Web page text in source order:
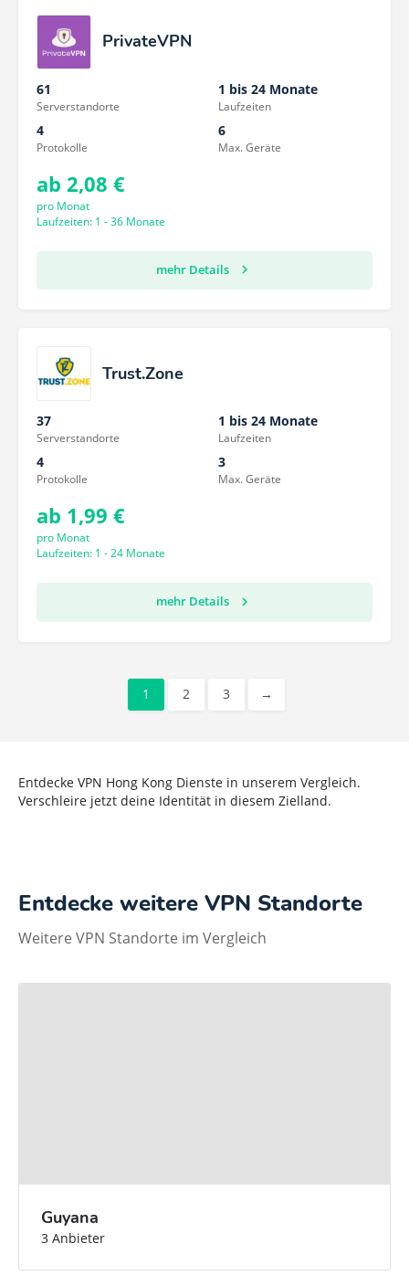
PrivateVPN
61
Serverstandorte
1 bis 24 Monate
Laufzeiten
4
Protokolle
6
Max. Geräte
ab 2,08 €
pro Monat
Laufzeiten: 1 - 36 Monate
mehr Details
Trust.Zone
37
Serverstandorte
1 bis 24 Monate
Laufzeiten
4
Protokolle
3
Max. Geräte
ab 1,99 €
pro Monat
Laufzeiten: 1 - 24 Monate
mehr Details
1 2 3 →
Entdecke VPN Hong Kong Dienste in unserem Vergleich.
Verschleire jetzt deine Identität in diesem Zielland.
Entdecke weitere VPN Standorte
Weitere VPN Standorte im Vergleich
Guyana
3 Anbieter